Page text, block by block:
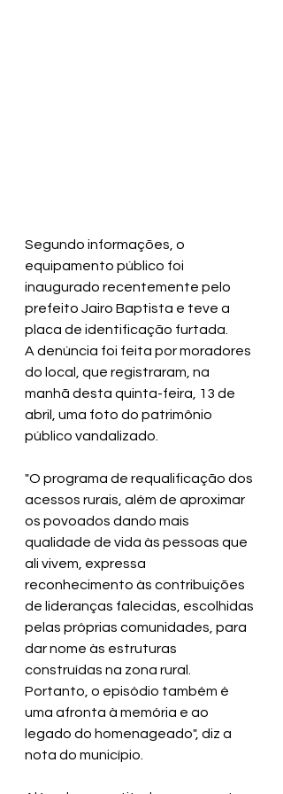
Segundo informações, o
equipamento público foi
inaugurado recentemente pelo
prefeito Jairo Baptista e teve a
placa de identificação furtada.
A denúncia foi feita por moradores
do local, que registraram, na
manhã desta quinta-feira, 13 de
abril, uma foto do patrimônio
público vandalizado.
"O programa de requalificação dos
acessos rurais, além de aproximar
os povoados dando mais
qualidade de vida às pessoas que
ali vivem, expressa
reconhecimento às contribuições
de lideranças falecidas, escolhidas
pelas próprias comunidades, para
dar nome às estruturas
construídas na zona rural.
Portanto, o episódio também é
uma afronta à memória e ao
legado do homenageado", diz a
nota do município.